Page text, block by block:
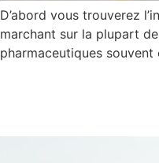
D’abord vous trouverez
marchant sur la plupart
pharmaceutiques